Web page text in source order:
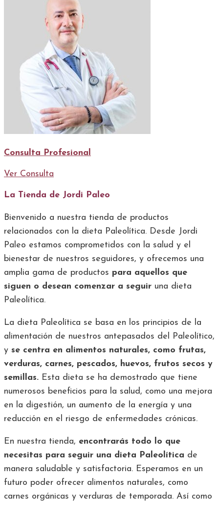
Consulta Profesional
Ver Consulta
La Tienda de Jordi Paleo
Bienvenido a nuestra tienda de productos
relacionados con la dieta Paleolítica. Desde Jordi
Paleo estamos comprometidos con la salud y el
bienestar de nuestros seguidores, y ofrecemos una
amplia gama de productos para aquellos que
siguen o desean comenzar a seguir una dieta
Paleolítica.
La dieta Paleolítica se basa en los principios de la
alimentación de nuestros antepasados del Paleolítico,
y se centra en alimentos naturales, como frutas,
verduras, carnes, pescados, huevos, frutos secos y
semillas. Esta dieta se ha demostrado que tiene
numerosos beneficios para la salud, como una mejora
en la digestión, un aumento de la energía y una
reducción en el riesgo de enfermedades crónicas.
En nuestra tienda, encontrarás todo lo que
necesitas para seguir una dieta Paleolítica de
manera saludable y satisfactoria. Esperamos en un
futuro poder ofrecer alimentos naturales, como
carnes orgánicas y verduras de temporada. Así como